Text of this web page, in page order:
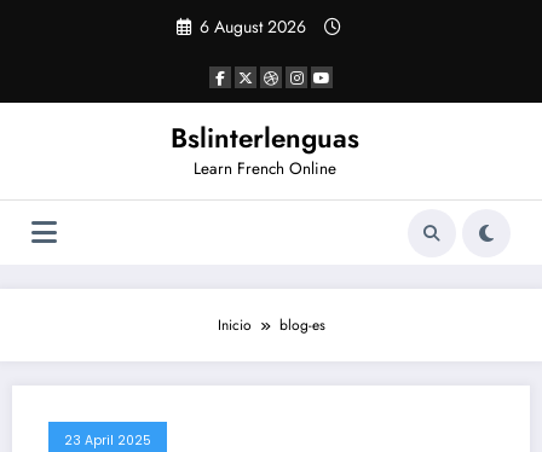
6 August 2026
Bslinterlenguas
Learn French Online
Inicio blog-es
23 April 2025